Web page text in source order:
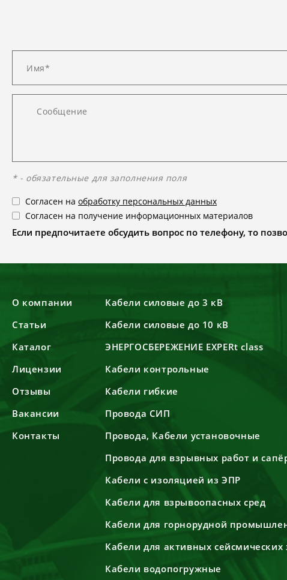
* - обязательные для заполнения поля
Согласен на обработку персональных данных
Согласен на получение информационных материалов
Если предпочитаете обсудить вопрос по телефону, то
О компании
Статьи
Каталог
Лицензии
Отзывы
Вакансии
Контакты
Кабели силовые до 3 кВ
Кабели силовые до 10 кВ
ЭНЕРГОСБЕРЕЖЕНИЕ EXPERt class
Кабели контрольные
Кабели гибкие
Провода СИП
Провода, Кабели установочные
Провода для взрывных работ и
Кабели с изоляцией из ЭПР
Кабели для взрывоопасных сред
Кабели для горнорудной
Кабели для активных сейсмических
Кабели водопогружные